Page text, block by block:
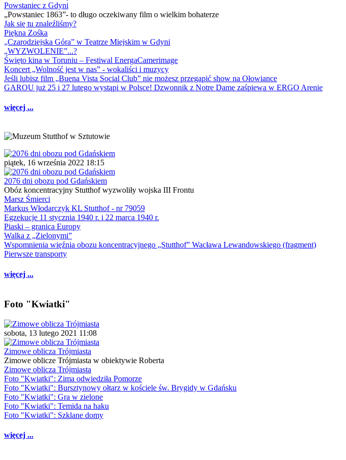
Powstaniec z Gdyni
„Powstaniec 1863”- to długo oczekiwany film o wielkim bohaterze
Jak się tu znaleźliśmy?
Piękna Zośka
„Czarodziejska Góra” w Teatrze Miejskim w Gdyni
„WYZWOLENIE”...?
Święto kina w Toruniu – Festiwal EnergaCamerimage
Koncert „Wolność jest w nas” - wokaliści i muzycy
Jeśli lubisz film „Buena Vista Social Club” nie możesz przegapić show na Ołowiance
GAROU już 25 i 27 lutego wystąpi w Polsce! Dzwonnik z Notre Dame zaśpiewa w ERGO Arenie
więcej ...
piątek, 16 września 2022 18:15
2076 dni obozu pod Gdańskiem
Obóz koncentracyjny Stutthof wyzwoliły wojska III Frontu
Marsz Śmierci
Markus Włodarczyk KL Stutthof - nr 79059
Egzekucje 11 stycznia 1940 r. i 22 marca 1940 r.
Piaski – granica Europy
Walka z „Zielonymi”
Wspomnienia więźnia obozu koncentracyjnego „Stutthof” Wacława Lewandowskiego (fragment)
Pierwsze transporty
więcej ...
Foto "Kwiatki"
sobota, 13 lutego 2021 11:08
Zimowe oblicza Trójmiasta
Zimowe oblicze Trójmiasta w obiektywie Roberta
Zimowe oblicza Trójmiasta
Foto "Kwiatki": Zima odwiedziła Pomorze
Foto "Kwiatki": Bursztynowy ołtarz w kościele św. Brygidy w Gdańsku
Foto "Kwiatki": Gra w zielone
Foto "Kwiatki": Temida na haku
Foto "Kwiatki": Szklane domy
więcej ...